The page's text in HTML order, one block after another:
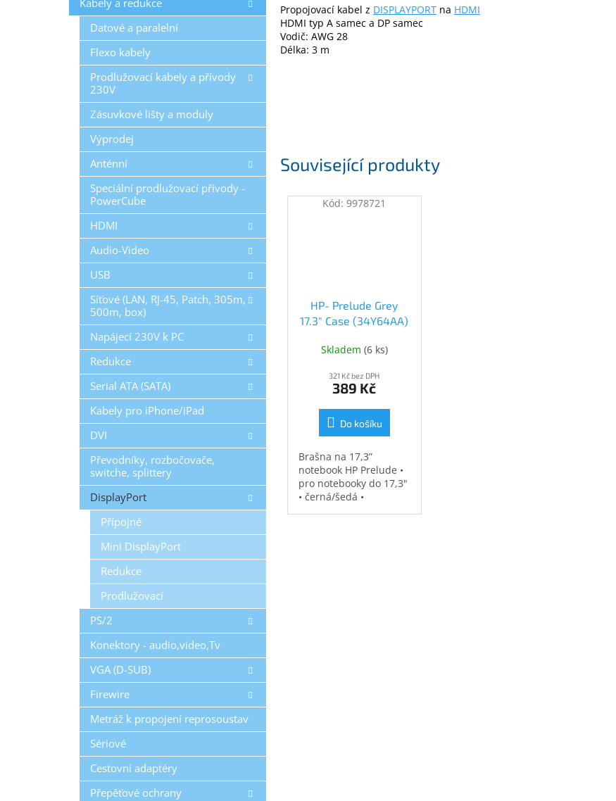
Kabely a redukce
Datové a paralelní
Flexo kabely
Prodlužovací kabely a přívody
230V
Zásuvkové lišty a moduly
Výprodej
Anténní
Speciální prodlužovací přívody -
PowerCube
HDMI
Audio-Video
USB
Síťové (LAN, RJ-45, Patch, 305m,
500m, box)
Napájecí 230V k PC
Redukce
Serial ATA (SATA)
Kabely pro iPhone/iPad
DVI
Převodníky, rozbočovače,
switche, splittery
DisplayPort
Přípojné
Mini DisplayPort
Redukce
Prodlužovací
PS/2
Konektory - audio,video,Tv
VGA (D-SUB)
Firewire
Metráž k propojení reprosoustav
Sériové
Cestovní adaptéry
Přepěťové ochrany
Související produkty
HP- Prelude Grey
17.3" Case (34Y64AA)
Skladem (6 ks)
321 Kč bez DPH
389 Kč
Do košíku
Brašna na 17,3”
notebook HP Prelude •
pro notebooky do 17,3"
• černá/šedá •
Kód:9978721
Propojovací kabel z DISPLAYPORT na HDMI
HDMI typ A samec a DP samec
Vodič: AWG 28
Délka: 3 m